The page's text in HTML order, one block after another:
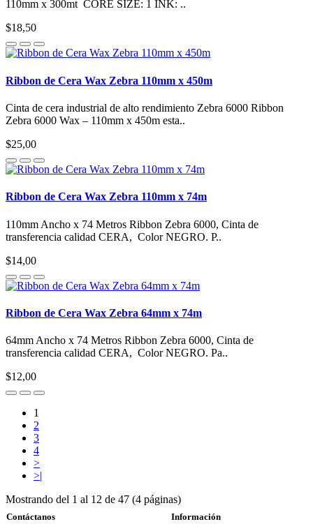
110mm x 300mt CORE SIZE: 1 INK: ..
$18,50
Ribbon de Cera Wax Zebra 110mm x 450m
Cinta de cera industrial de alto rendimiento Zebra 6000 Ribbon
Zebra 6000 Wax – 110mm x 450m esta..
$25,00
Ribbon de Cera Wax Zebra 110mm x 74m
110mm Ancho x 74 Metros Ribbon Zebra 6000, Cinta de
transferencia calidad CERA, Color NEGRO. P..
$14,00
Ribbon de Cera Wax Zebra 64mm x 74m
64mm Ancho x 74 Metros Ribbon Zebra 6000, Cinta de
transferencia calidad CERA, Color NEGRO. Pa..
$12,00
1
2
3
4
>
>|
Mostrando del 1 al 12 de 47 (4 páginas)
Contáctanos Información